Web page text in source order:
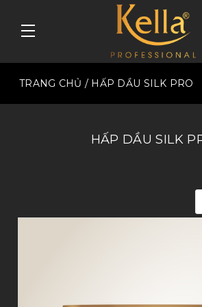
TRANG CHỦ / HẤP DẦU SILK PRO
HẤP DẦU SILK